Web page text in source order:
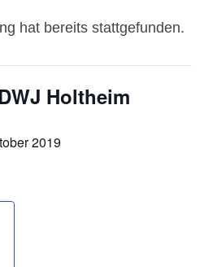
hat bereits stattgefunden.
Holtheim
2019